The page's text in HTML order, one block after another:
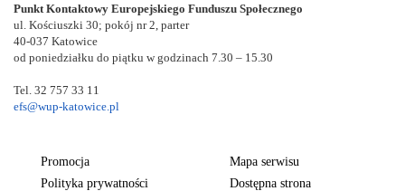
Punkt Kontaktowy Europejskiego Funduszu Społecznego
ul. Kościuszki 30; pokój nr 2, parter
40-037 Katowice
od poniedziałku do piątku w godzinach 7.30 – 15.30
Tel. 32 757 33 11
efs@wup-katowice.pl
Promocja
Mapa serwisu
Polityka prywatności
Dostępna strona